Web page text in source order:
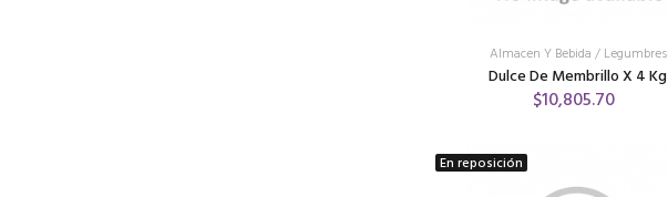
Almacen Y Bebida / Legumbres
Dulce De Membrillo X 4 Kg
$10,805.70
En reposición